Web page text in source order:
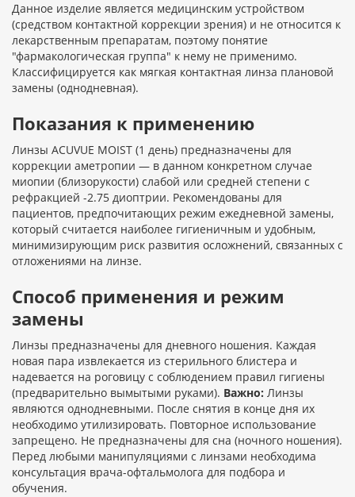
Данное изделие является медицинским устройством
(средством контактной коррекции зрения) и не относится к
лекарственным препаратам, поэтому понятие
"фармакологическая группа" к нему не применимо.
Классифицируется как мягкая контактная линза плановой
замены (однодневная).
Показания к применению
Линзы ACUVUE MOIST (1 день) предназначены для
коррекции аметропии — в данном конкретном случае
миопии (близорукости) слабой или средней степени с
рефракцией -2.75 диоптрии. Рекомендованы для
пациентов, предпочитающих режим ежедневной замены,
который считается наиболее гигиеничным и удобным,
минимизирующим риск развития осложнений, связанных с
отложениями на линзе.
Способ применения и режим
замены
Линзы предназначены для дневного ношения. Каждая
новая пара извлекается из стерильного блистера и
надевается на роговицу с соблюдением правил гигиены
(предварительно вымытыми руками). Важно: Линзы
являются однодневными. После снятия в конце дня их
необходимо утилизировать. Повторное использование
запрещено. Не предназначены для сна (ночного ношения).
Перед любыми манипуляциями с линзами необходима
консультация врача-офтальмолога для подбора и
обучения.